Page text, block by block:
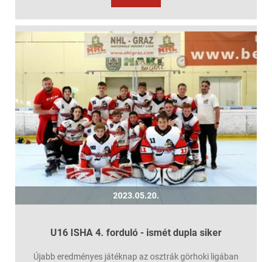
2023.05.20.
U16 ISHA 4. forduló - ismét dupla siker
Újabb eredményes játéknap az osztrák görhoki ligában